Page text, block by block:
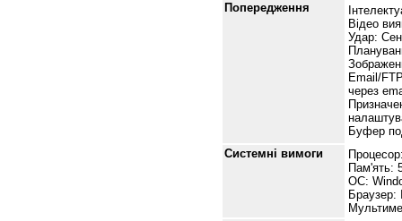
Попередження
Відео
Удар:
Email/
через
Буфер
Системні вимоги
Пам'ять:
ОС:
Браузер: